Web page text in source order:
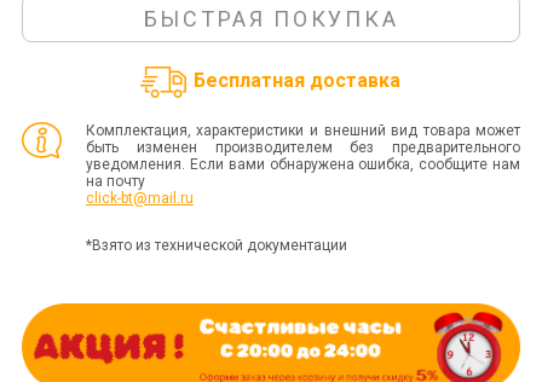
БЫСТРАЯ ПОКУПКА
Бесплатная доставка
Комплектация, характеристики и внешний вид товара может
быть изменен производителем без предварительного
уведомления. Если вами обнаружена ошибка, сообщите нам
на почту
click-bt@mail.ru
*Взято из технической документации